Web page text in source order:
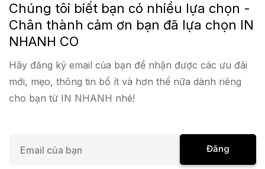
Chúng tôi biết bạn có nhiều lựa chọn -
Chân thành cảm ơn bạn đã lựa chọn IN
NHANH CO
Hãy đăng ký email của bạn để nhận được các ưu đãi
mới, mẹo, thông tin bổ ít và hơn thế nữa dành riêng
cho bạn từ IN NHANH nhé!
Đăng